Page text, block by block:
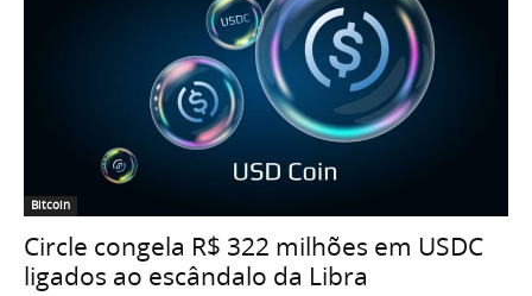
Bitcoin
Circle congela R$ 322 milhões em USDC
ligados ao escândalo da Libra